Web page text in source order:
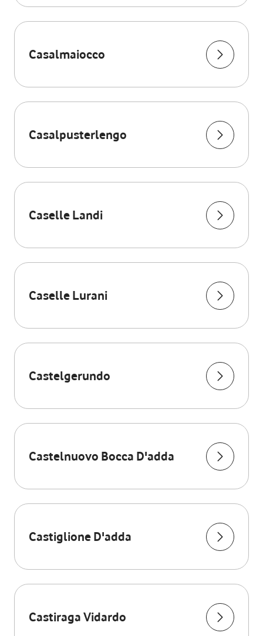
Casalmaiocco
Casalpusterlengo
Caselle Landi
Caselle Lurani
Castelgerundo
Castelnuovo Bocca D'adda
Castiglione D'adda
Castiraga Vidardo